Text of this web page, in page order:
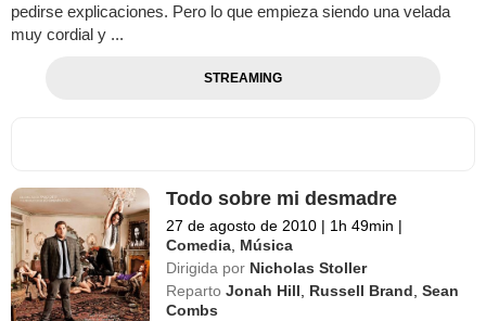
pedirse explicaciones. Pero lo que empieza siendo una velada
muy cordial y ...
STREAMING
Todo sobre mi desmadre
27 de agosto de 2010 | 1h 49min |
Comedia, Música
Dirigida por Nicholas Stoller
Reparto Jonah Hill, Russell Brand,Sean
Combs